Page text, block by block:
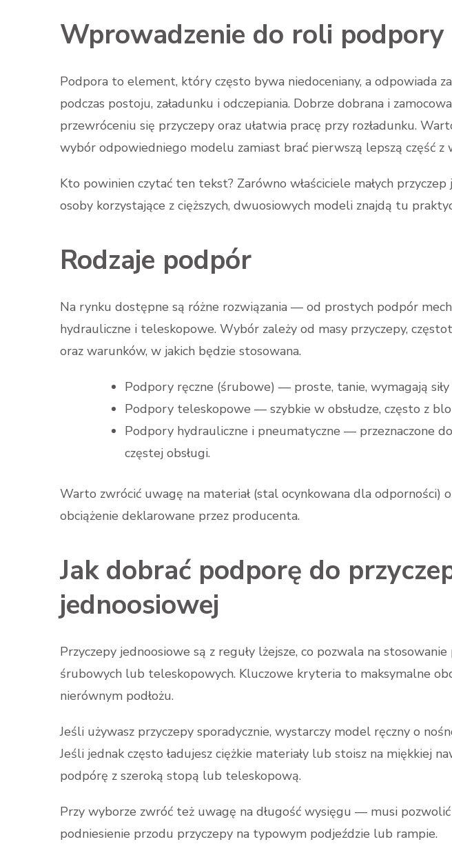
Wprowadzenie do roli podpory
Podpora to element, który często bywa niedoceniany, a odpowiada
podczas postoju, załadunku i odczepiania. Dobrze dobrana i
przewróceniu się przyczepy oraz ułatwia pracę przy rozładunku.
wybór odpowiedniego modelu zamiast brać pierwszą lepszą część z
Kto powinien czytać ten tekst? Zarówno właściciele małych przyczep
osoby korzystające z cięższych, dwuosiowych modeli znajdą tu
Rodzaje podpór
Na rynku dostępne są różne rozwiązania — od prostych podpór
hydrauliczne i teleskopowe. Wybór zależy od masy przyczepy,
oraz warunków, w jakich będzie stosowana.
Podpory ręczne (śrubowe) — proste, tanie, wymagają
Podpory teleskopowe — szybkie w obsłudze, często z
Podpory hydrauliczne i pneumatyczne — przeznaczone
częstej obsługi.
Warto zwrócić uwagę na materiał (stal ocynkowana dla odporności)
obciążenie deklarowane przez producenta.
Jak dobrać podporę do
jednoosiowej
Przyczepy jednoosiowe są z reguły lżejsze, co pozwala na
śrubowych lub teleskopowych. Kluczowe kryteria to maksymalne
nierównym podłożu.
Jeśli używasz przyczepy sporadycznie, wystarczy model ręczny o
Jeśli jednak często ładujesz ciężkie materiały lub stoisz na miękkiej
podpórę z szeroką stopą lub teleskopową.
Przy wyborze zwróć też uwagę na długość wysięgu — musi
podniesienie przodu przyczepy na typowym podjeździe lub rampie.